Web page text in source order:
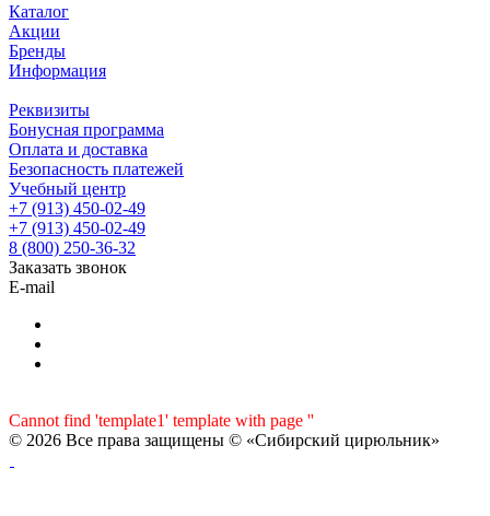
Каталог
Акции
Бренды
Информация
Реквизиты
Бонусная программа
Оплата и доставка
Безопасность платежей
Учебный центр
+7 (913) 450-02-49
+7 (913) 450-02-49
8 (800) 250-36-32
Заказать звонок
E-mail
Cannot find 'template1' template with page ''
© 2026 Все права защищены © «Сибирский цирюльник»